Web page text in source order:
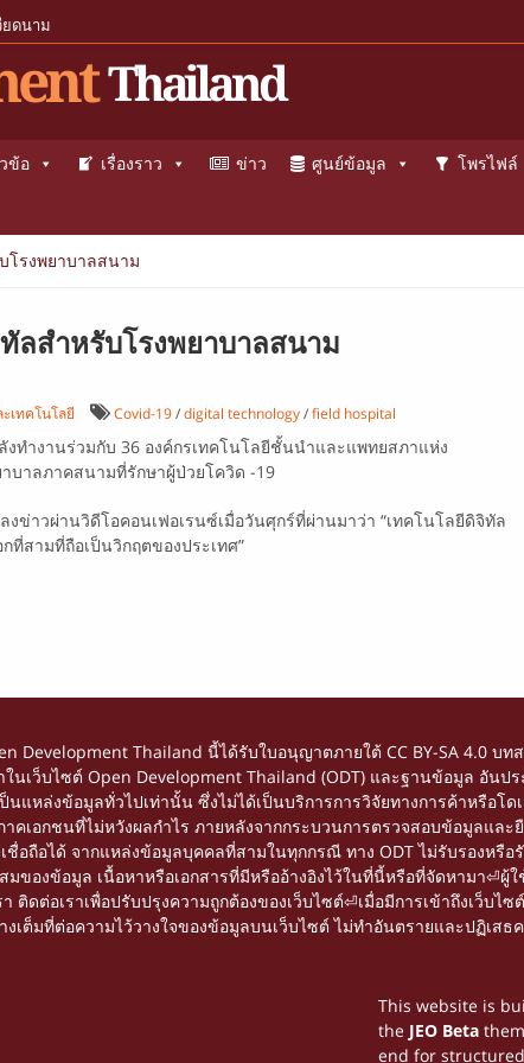
ยดนาม
Thailand
ข้อ เรื่องราว ข่าว ศูนย์ข้อมูล โพรไฟล์
โรงพยาบาลสนาม
ลสำหรับโรงพยาบาลสนาม
เทคโนโลยี Covid-19 /digital technology /field hospital
งทำงานร่วมกับ 36 องค์กรเทคโนโลยีชั้นนำและแพทยสภาแห่ง
บาลภาคสนามที่รักษาผู้ป่วยโควิด -19
ข่าวผ่านวิดีโอคอนเฟอเรนซ์เมื่อวันศุกร์ที่ผ่านมาว่า “เทคโนโลยีดิจิทัล
สามที่ถือเป็นวิกฤตของประเทศ”
Development Thailand นี้ได้รับใบอนุญาตภายใต้ CC BY-SA 4.0บทส
เว็บไซต์ Open Development Thailand (ODT) และฐานข้อมูล อันปร
นแหล่งข้อมูลทั่วไปเท่านั้น ซึ่งไม่ได้เป็นบริการการวิจัยทางการค้าหรือ
คเอกชนที่ไม่หวังผลกำไร ภายหลังจากกระบวนการตรวจสอบข้อมูลแล
อถือได้ จากแหล่งข้อมูลบุคคลที่สามในทุกกรณี ทาง ODT ไม่รับรองหรือ
ของข้อมูล เนื้อหาหรือเอกสารที่มีหรืออ้างอิงไว้ในที่นี้หรือที่จัดหามา⏎
ดต่อเราเพื่อปรับปรุงความถูกต้องของเว็บไซต์⏎เมื่อมีการเข้าถึงเว็บไ
เต็มที่ต่อความไว้วางใจของข้อมูลบนเว็บไซต์ ไม่ทำอันตรายและปฏิเส
This website is
the JEO Beta
end for